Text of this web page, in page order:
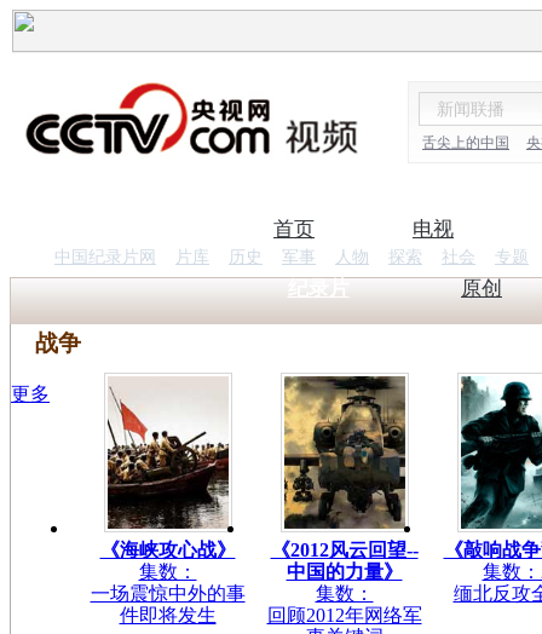
舌尖上的中国
首页 电视
纪录片
中国纪录片网 片库 历史 军事 人物 探索 社会 专题
原创
战争
更多
《海峡攻心战》
集数：
一场震惊中外的事
件即将发生
《2012风云回望--
中国的力量》
集数：
回顾2012年网络军
《敲响战
集数
缅北反攻